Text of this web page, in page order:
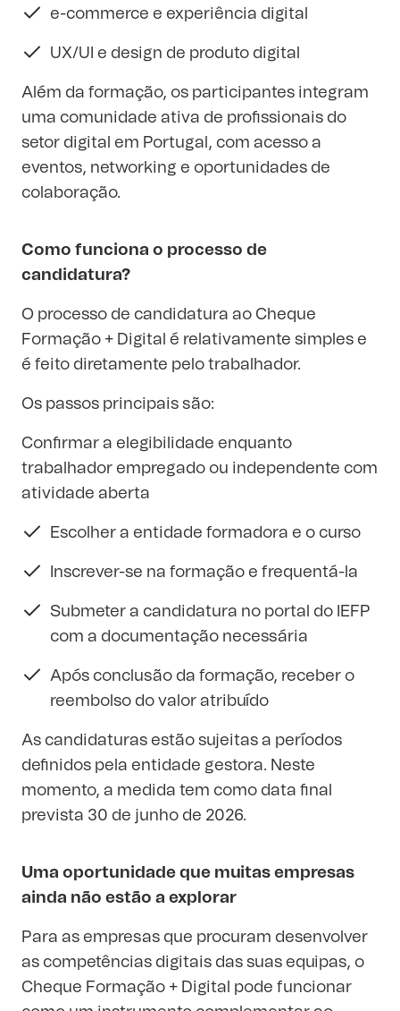
e-commerce e experiência digital
UX/UI e design de produto digital
Além da formação, os participantes integram
uma comunidade ativa de profissionais do
setor digital em Portugal, com acesso a
eventos, networking e oportunidades de
colaboração.
Como funciona o processo de
candidatura?
O processo de candidatura ao Cheque
Formação + Digital é relativamente simples e
é feito diretamente pelo trabalhador.
Os passos principais são:
Confirmar a elegibilidade enquanto
trabalhador empregado ou independente com
atividade aberta
Escolher a entidade formadora e o curso
Inscrever-se na formação e frequentá-la
Submeter a candidatura no portal do IEFP
com a documentação necessária
Após conclusão da formação, receber o
reembolso do valor atribuído
As candidaturas estão sujeitas a períodos
definidos pela entidade gestora. Neste
momento, a medida tem como data final
prevista 30 de junho de 2026.
Uma oportunidade que muitas empresas
ainda não estão a explorar
Para as empresas que procuram desenvolver
as competências digitais das suas equipas, o
Cheque Formação + Digital pode funcionar